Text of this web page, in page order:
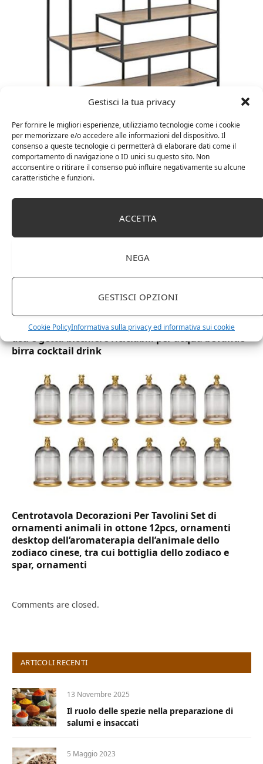
Gestisci la tua privacy
Per fornire le migliori esperienze, utilizziamo tecnologie come i cookie
per memorizzare e/o accedere alle informazioni del dispositivo. Il
consenso a queste tecnologie ci permetterà di elaborare dati come il
comportamento di navigazione o ID unici su questo sito. Non
acconsentire o ritirare il consenso può influire negativamente su alcune
caratteristiche e funzioni.
ACCETTA
NEGA
GESTISCI OPZIONI
Cookie PolicyInformativa sulla privacy ed informativa sui cookie
Amazon Basics Martin – Libreria, 35 x 114 x 78 cm
(Lu x La x A), effetto quercia(In precedenza
marchio Movian)
DOT Horeca Solutions 1000 Bicchieri PET
trasparenti monouso 350 ML tacca 0,3 alta qualità
usa e getta bicchiere riciclabili per acqua bevande
birra cocktail drink
Centrotavola Decorazioni Per Tavolini Set di
ornamenti animali in ottone 12pcs, ornamenti
desktop dell’aromaterapia dell’animale dello
zodiaco cinese, tra cui bottiglia dello zodiaco e
spar, ornamenti
Comments are closed.
ARTICOLI RECENTI
13 Novembre 2025
Il ruolo delle spezie nella preparazione di
salumi e insaccati
5 Maggio 2023